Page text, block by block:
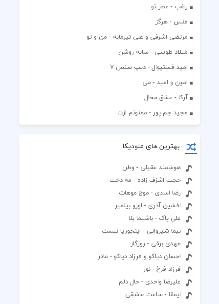
راغب - عطر تو
منس - هرگز
مرتضی اشرفی و علی تیرمایه - من و تو
میلاد طوسی - سایه روشن
اميد فستيوال - ديپ سنس ۷
امین و امید - می
آرکا - عشق محال
مجید جم پور - ممنونم ازت
بهترین های ملودیکا
هوشمند عقیلی - وطن
حجت اشزف زاده - مه دخت
رضا اسدی - موج موهات
افشین آذری - اوزو بیلمیر
علی پاک - باشیما بلا
نیما شیروانی - اینجوریا نیست
مهدی برقی - روزگار
احسان دیاکو و فرزاد دیاکو - مادر
فرزاد فرخ - نور
علیرضا واحدی - حال دلم
ایمانا - ساعت عاشقی